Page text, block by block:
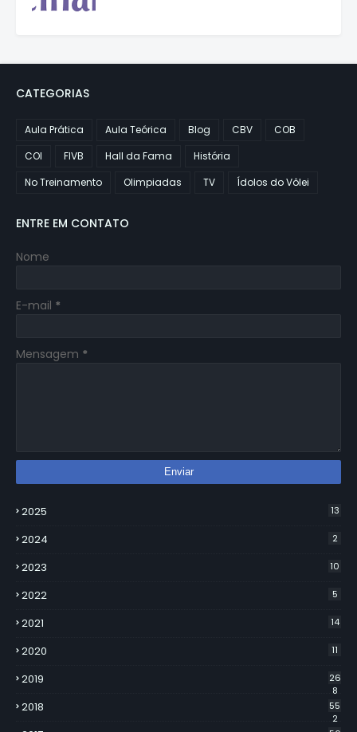
CATEGORIAS
Aula Prática Aula Teórica Blog CBV
COB
COI
FIVB Hall da Fama
História
No Treinamento
Olimpiadas TV Ídolos do Vôlei
ENTRE EM CONTATO
Nome
E-mail *
Mensagem *
2025 13
2024 2
2023 10
2022 5
2021 14
2020 11
2019
26
8
2018
55
2